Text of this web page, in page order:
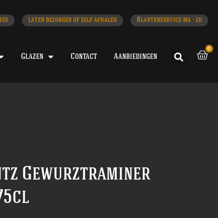
laten bezorgen of zelf afhalen Klantenservice ma - zo
Glazen Contact Aanbiedingen
0
Gewurztraminer